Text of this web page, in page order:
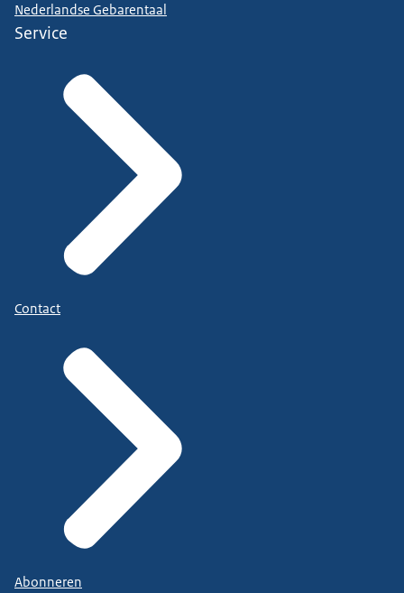
Nederlandse Gebarentaal
Service
Contact
Abonneren